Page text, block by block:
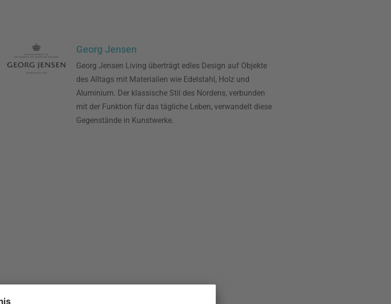
Georg Jensen
Georg Jensen Living überträgt edles Design auf Objekte
des Alltags mit Materialien wie Edelstahl, Holz und
Aluminium. Der klassische Stil des Nordens, verbunden
mit der Funktion für das tägliche Leben, verwandelt diese
Gegenstände in Kunstwerke.